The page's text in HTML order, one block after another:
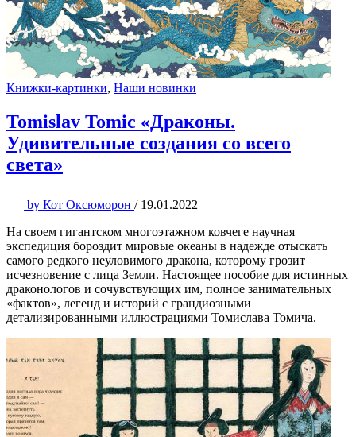
Книжки-картинки, Наши новинки
Tomislav Tomic «Драконы.
Удивительные создания со всего
света»
by Кот Оксюморон / 19.01.2022
На своем гигантском многоэтажном ковчеге научная
экспедиция бороздит мировые океаны в надежде отыскать
самого редкого неуловимого дракона, которому грозит
исчезновение с лица Земли. Настоящее пособие для истинных
драконологов и сочувствующих им, полное занимательных
«фактов», легенд и историй с грандиозными
детализированными иллюстрациями Томислава Томича.